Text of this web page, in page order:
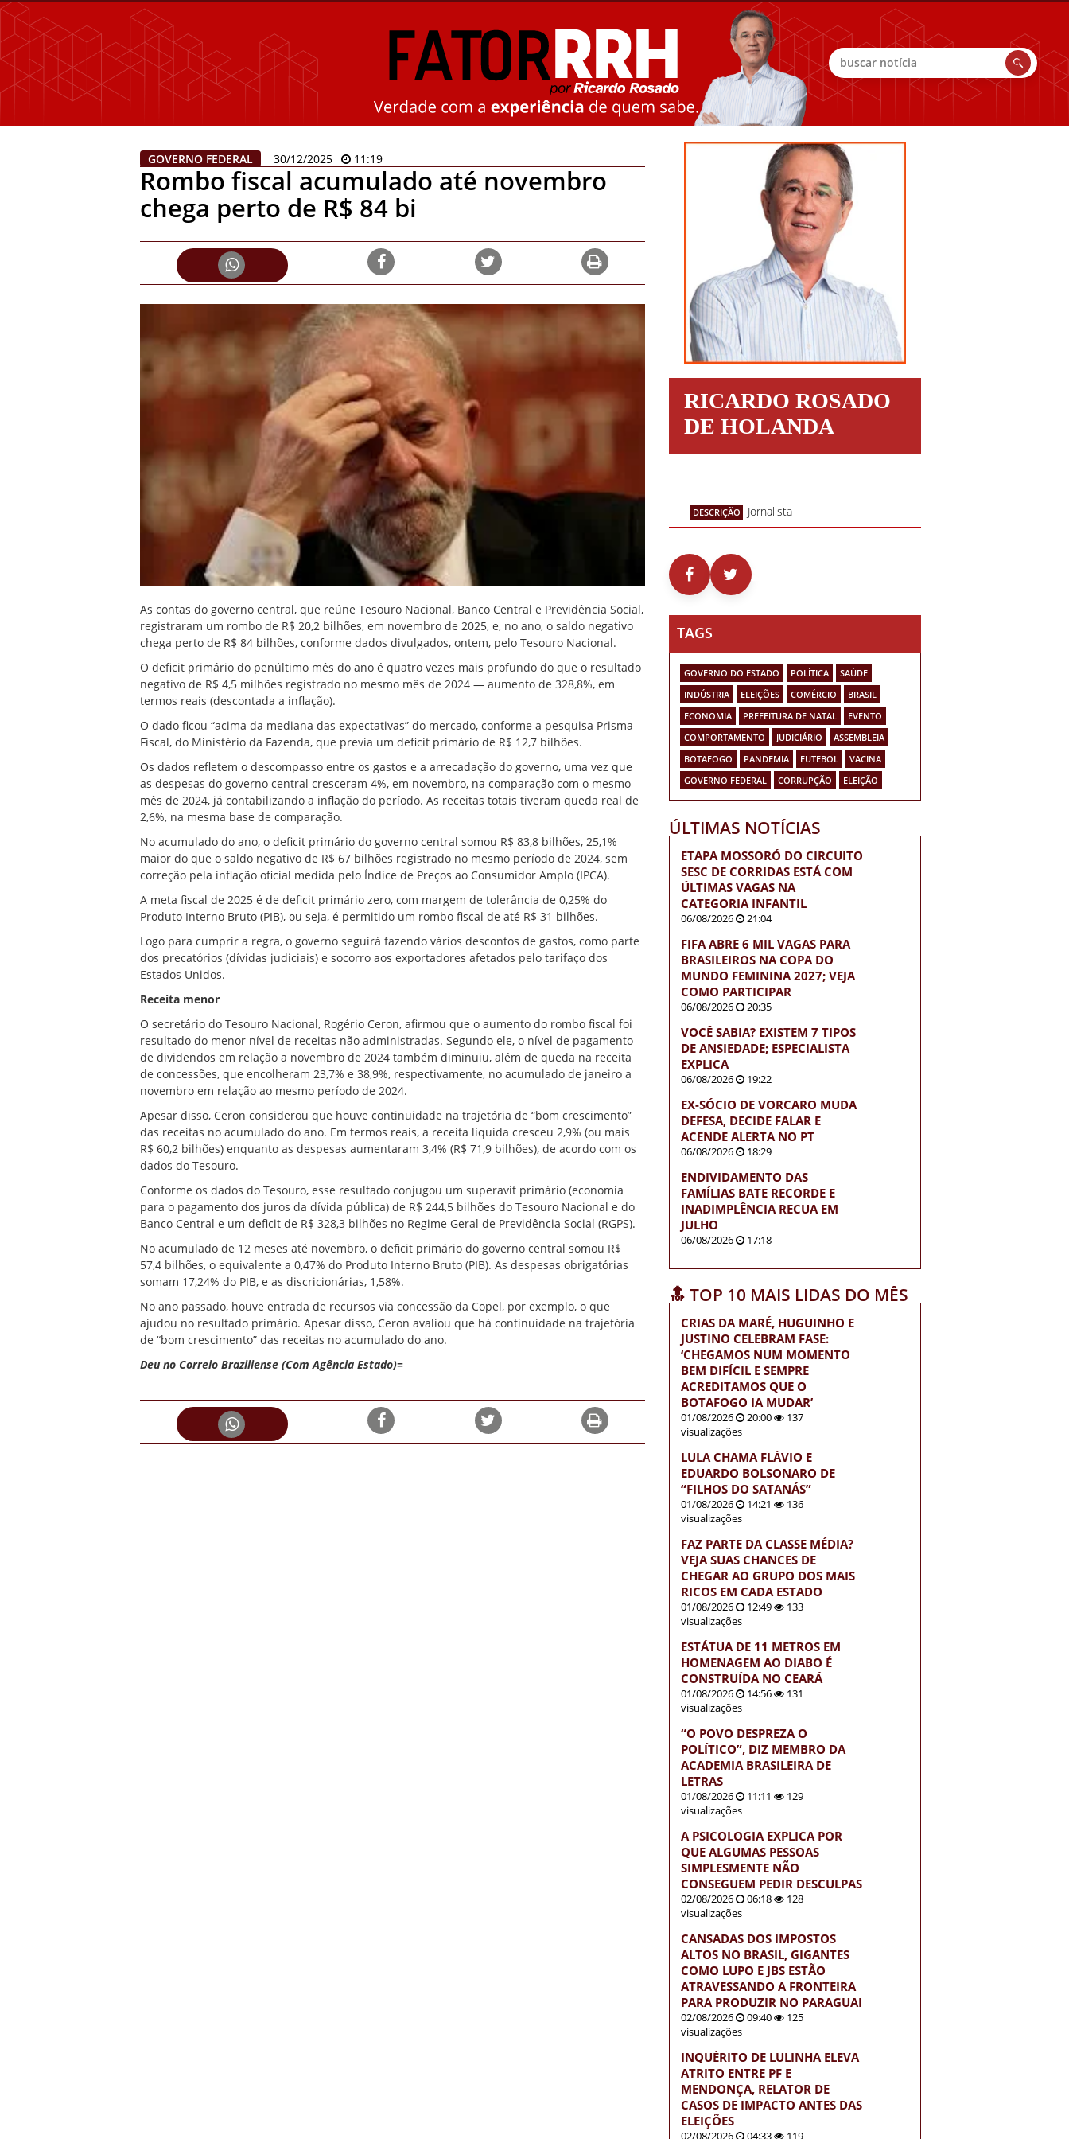
Buscar
GOVERNO FEDERAL 30/12/2025 11:19
Rombo fiscal acumulado até novembro
chega perto de R$ 84 bi
As contas do governo central, que reúne Tesouro Nacional, Banco Central e Previdência Social,
registraram um rombo de R$ 20,2 bilhões, em novembro de 2025, e, no ano, o saldo negativo
chega perto de R$ 84 bilhões, conforme dados divulgados, ontem, pelo Tesouro Nacional.
O deficit primário do penúltimo mês do ano é quatro vezes mais profundo do que o resultado
negativo de R$ 4,5 milhões registrado no mesmo mês de 2024 — aumento de 328,8%, em
termos reais (descontada a inflação).
O dado ficou “acima da mediana das expectativas” do mercado, conforme a pesquisa Prisma
Fiscal, do Ministério da Fazenda, que previa um deficit primário de R$ 12,7 bilhões.
Os dados refletem o descompasso entre os gastos e a arrecadação do governo, uma vez que
as despesas do governo central cresceram 4%, em novembro, na comparação com o mesmo
mês de 2024, já contabilizando a inflação do período. As receitas totais tiveram queda real de
2,6%, na mesma base de comparação.
No acumulado do ano, o deficit primário do governo central somou R$ 83,8 bilhões, 25,1%
maior do que o saldo negativo de R$ 67 bilhões registrado no mesmo período de 2024, sem
correção pela inflação oficial medida pelo Índice de Preços ao Consumidor Amplo (IPCA).
A meta fiscal de 2025 é de deficit primário zero, com margem de tolerância de 0,25% do
Produto Interno Bruto (PIB), ou seja, é permitido um rombo fiscal de até R$ 31 bilhões.
Logo para cumprir a regra, o governo seguirá fazendo vários descontos de gastos, como parte
dos precatórios (dívidas judiciais) e socorro aos exportadores afetados pelo tarifaço dos
Estados Unidos.
Receita menor
O secretário do Tesouro Nacional, Rogério Ceron, afirmou que o aumento do rombo fiscal foi
resultado do menor nível de receitas não administradas. Segundo ele, o nível de pagamento
de dividendos em relação a novembro de 2024 também diminuiu, além de queda na receita
de concessões, que encolheram 23,7% e 38,9%, respectivamente, no acumulado de janeiro a
novembro em relação ao mesmo período de 2024.
Apesar disso, Ceron considerou que houve continuidade na trajetória de “bom crescimento”
das receitas no acumulado do ano. Em termos reais, a receita líquida cresceu 2,9% (ou mais
R$ 60,2 bilhões) enquanto as despesas aumentaram 3,4% (R$ 71,9 bilhões), de acordo com os
dados do Tesouro.
Conforme os dados do Tesouro, esse resultado conjugou um superavit primário (economia
para o pagamento dos juros da dívida pública) de R$ 244,5 bilhões do Tesouro Nacional e do
Banco Central e um deficit de R$ 328,3 bilhões no Regime Geral de Previdência Social (RGPS).
No acumulado de 12 meses até novembro, o deficit primário do governo central somou R$
57,4 bilhões, o equivalente a 0,47% do Produto Interno Bruto (PIB). As despesas obrigatórias
somam 17,24% do PIB, e as discricionárias, 1,58%.
No ano passado, houve entrada de recursos via concessão da Copel, por exemplo, o que
ajudou no resultado primário. Apesar disso, Ceron avaliou que há continuidade na trajetória
de “bom crescimento” das receitas no acumulado do ano.
Deu no Correio Braziliense (Com Agência Estado)=
RICARDO ROSADO
DE HOLANDA
DESCRIÇÃO Jornalista
TAGS
GOVERNO DO ESTADO POLÍTICA
SAÚDE
INDÚSTRIA
ELEIÇÕES COMÉRCIO
BRASIL
ECONOMIA
PREFEITURA DE NATAL
EVENTO
COMPORTAMENTO
JUDICIÁRIO
ASSEMBLEIA
BOTAFOGO
PANDEMIA FUTEBOL
VACINA
GOVERNO FEDERAL
CORRUPÇÃO ELEIÇÃO
ÚLTIMAS NOTÍCIAS
ETAPA MOSSORÓ DO CIRCUITO
SESC DE CORRIDAS ESTÁ COM
ÚLTIMAS VAGAS NA
CATEGORIA INFANTIL
06/08/2026 21:04
FIFA ABRE 6 MIL VAGAS PARA
BRASILEIROS NA COPA DO
MUNDO FEMININA 2027; VEJA
COMO PARTICIPAR
06/08/2026 20:35
VOCÊ SABIA? EXISTEM 7 TIPOS
DE ANSIEDADE; ESPECIALISTA
EXPLICA
06/08/2026 19:22
EX-SÓCIO DE VORCARO MUDA
DEFESA, DECIDE FALAR E
ACENDE ALERTA NO PT
06/08/2026 18:29
ENDIVIDAMENTO DAS
FAMÍLIAS BATE RECORDE E
INADIMPLÊNCIA RECUA EM
JULHO
06/08/2026 17:18
🔝 TOP 10 MAIS LIDAS DO MÊS
CRIAS DA MARÉ, HUGUINHO E
JUSTINO CELEBRAM FASE:
‘CHEGAMOS NUM MOMENTO
BEM DIFÍCIL E SEMPRE
ACREDITAMOS QUE O
BOTAFOGO IA MUDAR’
01/08/2026 20:00
137
visualizações
LULA CHAMA FLÁVIO E
EDUARDO BOLSONARO DE
“FILHOS DO SATANÁS”
01/08/2026 14:21
136
visualizações
FAZ PARTE DA CLASSE MÉDIA?
VEJA SUAS CHANCES DE
CHEGAR AO GRUPO DOS MAIS
RICOS EM CADA ESTADO
01/08/2026 12:49
133
visualizações
ESTÁTUA DE 11 METROS EM
HOMENAGEM AO DIABO É
CONSTRUÍDA NO CEARÁ
01/08/2026 14:56
131
visualizações
“O POVO DESPREZA O
POLÍTICO”, DIZ MEMBRO DA
ACADEMIA BRASILEIRA DE
LETRAS
01/08/2026 11:11
129
visualizações
A PSICOLOGIA EXPLICA POR
QUE ALGUMAS PESSOAS
SIMPLESMENTE NÃO
CONSEGUEM PEDIR DESCULPAS
02/08/2026 06:18
128
visualizações
CANSADAS DOS IMPOSTOS
ALTOS NO BRASIL, GIGANTES
COMO LUPO E JBS ESTÃO
ATRAVESSANDO A FRONTEIRA
PARA PRODUZIR NO PARAGUAI
02/08/2026 09:40
125
visualizações
INQUÉRITO DE LULINHA ELEVA
ATRITO ENTRE PF E
MENDONÇA, RELATOR DE
CASOS DE IMPACTO ANTES DAS
ELEIÇÕES
02/08/2026 04:33 119